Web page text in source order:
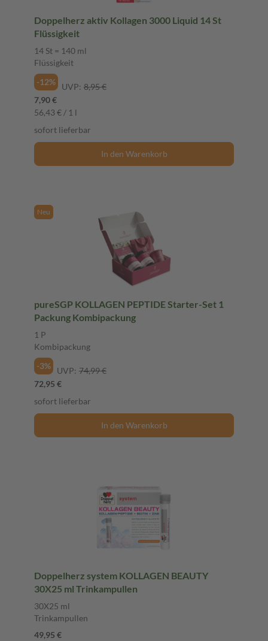
Doppelherz aktiv Kollagen 3000 Liquid 14 St
Flüssigkeit
14 St = 140 ml
Flüssigkeit
-12%
UVP: 8,95 €
7,90 €
56,43 € / 1 l
sofort lieferbar
In den Warenkorb
Neu
pureSGP KOLLAGEN PEPTIDE Starter-Set 1
Packung Kombipackung
1 P
Kombipackung
-3%
UVP: 74,99 €
72,95 €
sofort lieferbar
In den Warenkorb
Doppelherz system KOLLAGEN BEAUTY
30X25 ml Trinkampullen
30X25 ml
Trinkampullen
49,95 €